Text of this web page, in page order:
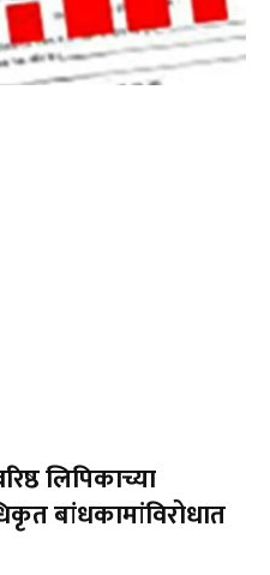
लिपिकाच्या
बांधकामांविरोधात